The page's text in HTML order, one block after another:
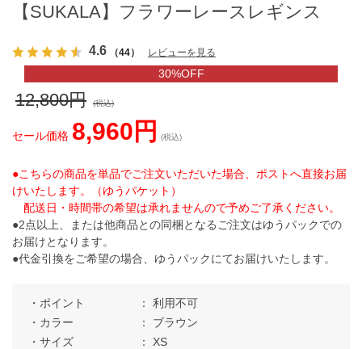
【SUKALA】フラワーレースレギンス
4.6 （44） レビューを見る
30%OFF
12,800円 (税込)
セール価格 8,960円 (税込)
●こちらの商品を単品でご注文いただいた場合、ポストへ直接お届
けいたします。（ゆうパケット）
配送日・時間帯の希望は承れませんので予めご了承ください。
●2点以上、または他商品との同梱となるご注文はゆうパックでの
お届けとなります。
●代金引換をご希望の場合、ゆうパックにてお届けいたします。
ポイント
利用不可
カラー
ブラウン
サイズ
XS